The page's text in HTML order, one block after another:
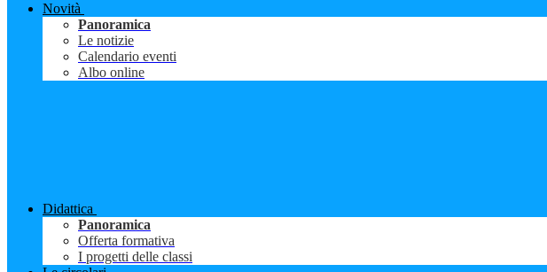
Novità
Panoramica
Le notizie
Calendario eventi
Albo online
Didattica
Panoramica
Offerta formativa
I progetti delle classi